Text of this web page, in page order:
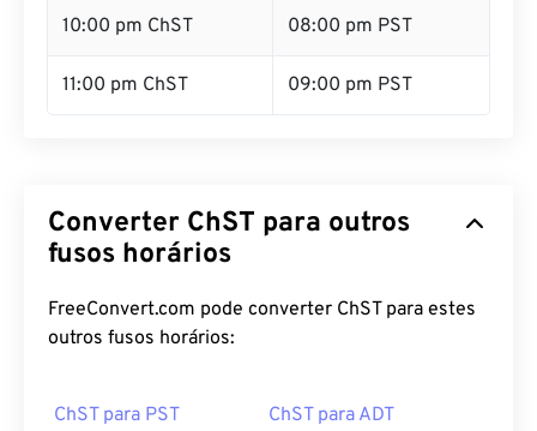
10:00 pm ChST 08:00 pm PST
11:00 pm ChST 09:00 pm PST
Converter ChST para outros
fusos horários
FreeConvert.com pode converter ChST para estes
outros fusos horários:
ChST para PST ChST para ADT